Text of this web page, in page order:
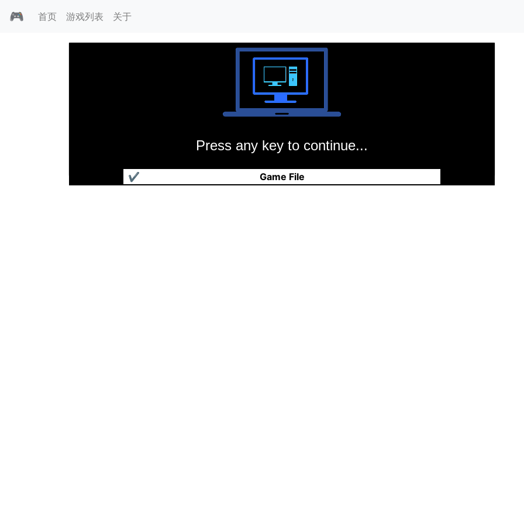
🎮 首页 游戏列表 关于
Press any key to continue...
Game File
✔